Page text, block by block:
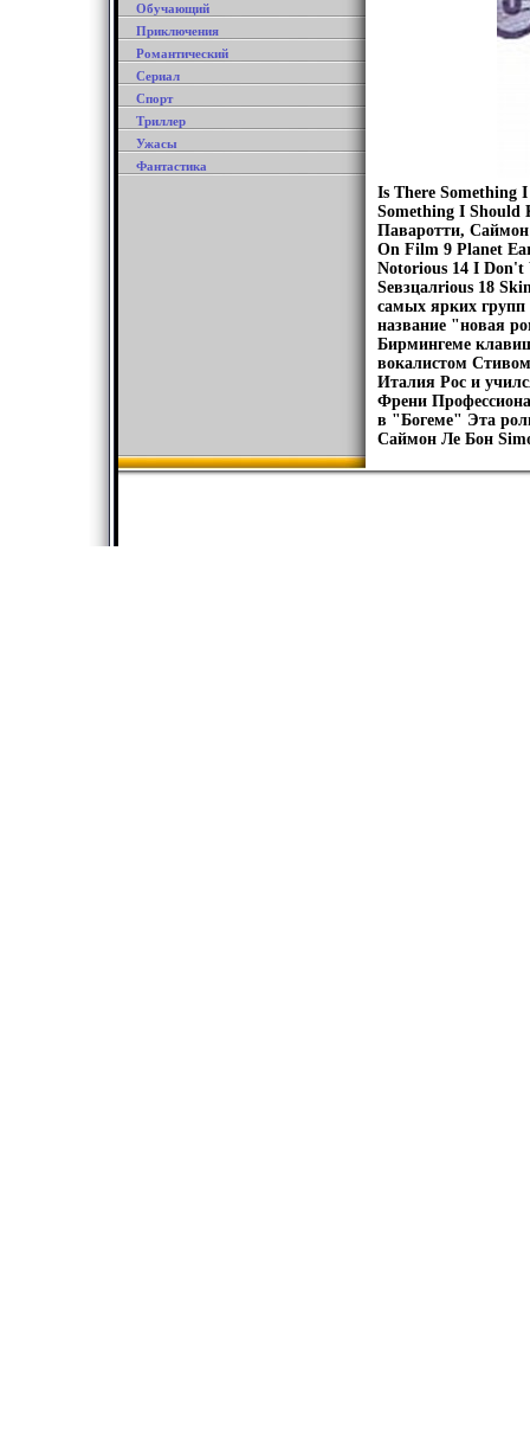
Обучающий
Приключения
Романтический
Сериал
Спорт
Триллер
Ужасы
Фантастика
Is There Something
Something I Should
Паваротти,
On Film 9 Planet
Notorious 14 I Don't
Seвзцалrious 18
самых ярких групп
название "новая
Бирмингеме
вокалистом
Италия Рос и
Френи
в "Богеме" Эта
Саймон Ле Бон